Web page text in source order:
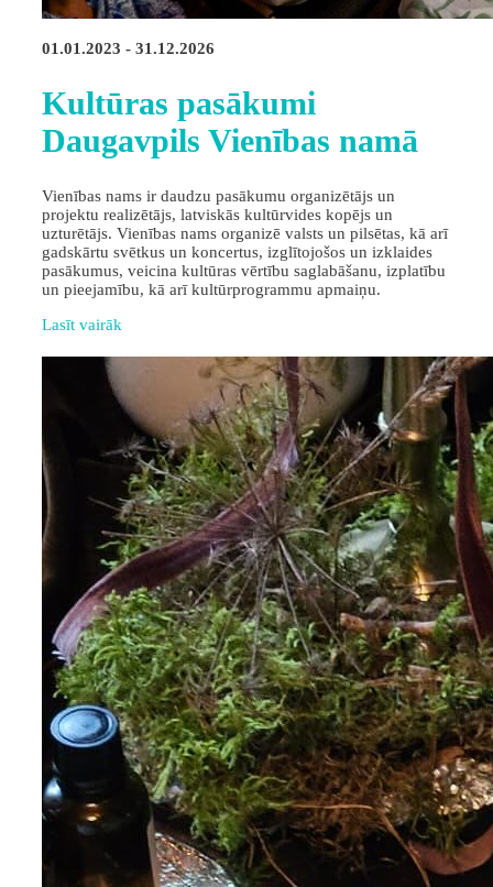
01.01.2023 - 31.12.2026
Kultūras pasākumi
Daugavpils Vienības namā
Vienības nams ir daudzu pasākumu organizētājs un
projektu realizētājs, latviskās kultūrvides kopējs un
uzturētājs. Vienības nams organizē valsts un pilsētas, kā arī
gadskārtu svētkus un koncertus, izglītojošos un izklaides
pasākumus, veicina kultūras vērtību saglabāšanu, izplatību
un pieejamību, kā arī kultūrprogrammu apmaiņu.
Lasīt vairāk